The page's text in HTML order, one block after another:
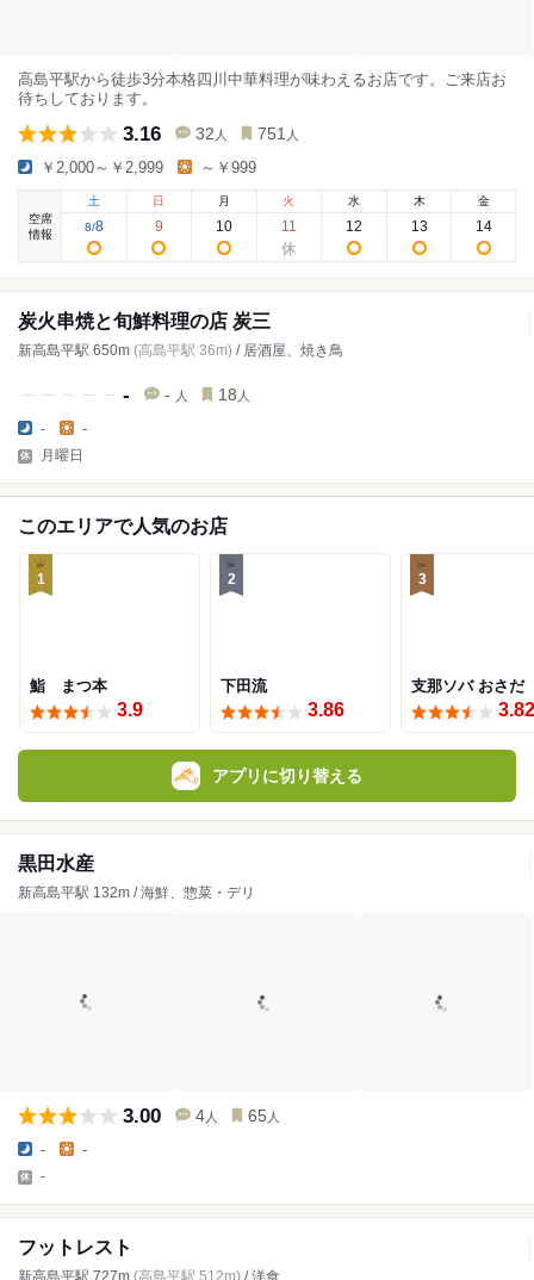
高島平駅から徒歩3分本格四川中華料理が味わえるお店です。ご来店お
待ちしております。
3.16 32 人 751 人
￥2,000～￥2,999 ～￥999
空席
情報
土
8/8
日
9
月
10
火
11
水
12
木
13
金
14
炭火串焼と旬鮮料理の店 炭三
新高島平駅 650m (高島平駅 36m) / 居酒屋、焼き鳥
- - 人 18 人
- -
月曜日
このエリアで人気のお店
1
鮨 まつ本
3.9
2
下田流
3.86
3
支那ソバ おさだ
3.82
アプリに切り替える
黒田水産
新高島平駅 132m / 海鮮、惣菜・デリ
3.00 4 人 65 人
- -
-
フットレスト